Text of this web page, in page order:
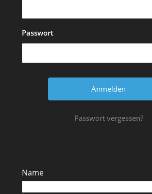
Passwort
Passwort vergessen?
Name